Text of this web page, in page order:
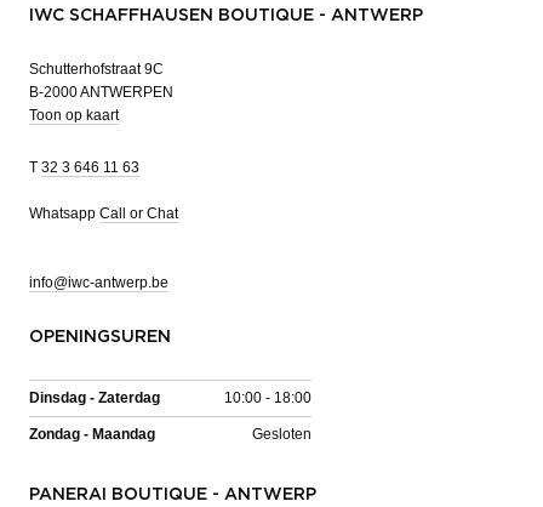
IWC SCHAFFHAUSEN BOUTIQUE - ANTWERP
Schutterhofstraat 9C
B-2000 ANTWERPEN
Toon op kaart
T 32 3 646 11 63
Whatsapp Call or Chat
info@iwc-antwerp.be
OPENINGSUREN
Dinsdag - Zaterdag 10:00 - 18:00
Zondag - Maandag Gesloten
PANERAI BOUTIQUE - ANTWERP